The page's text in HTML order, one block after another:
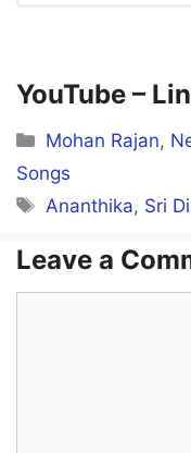
Enta Maatatha
Venaa Modhatha
Veena Aayudduva
YouTube –
Categories
Mohan Rajan,
Songs
Tags
Ananthika, Sri
Leave a